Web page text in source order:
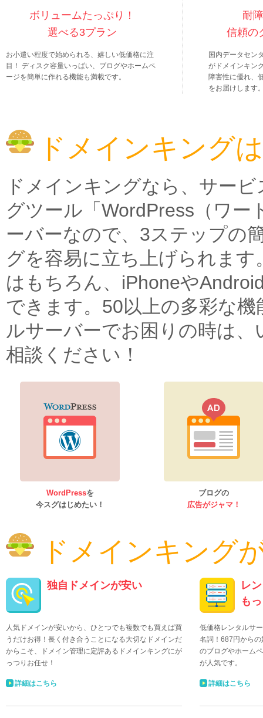
ボリュームたっぷり！
選べる3プラン
お小遣い程度で始められる、嬉しい低価格に注
目！ ディスク容量いっぱい、ブログやホームペ
ージを簡単に作れる機能も満載です。
耐
信頼の
国内データセン
がドメインキン
障害性に優れ、
をお届けします
ドメインキング
ドメインキングなら、サー
グツール「WordPress（ワ
ーバーなので、3ステップの
グを容易に立ち上げられま
はもちろん、iPhoneや
できます。50以上の多彩な
ルサーバーでお困りの時は
相談ください！
WordPressを
今スグはじめたい！
ブログの
広告がジャマ！
ドメインキング
独自ドメインが安い
人気ドメインが安いから、ひとつでも複数でも買えば買
うだけお得！長く付き合うことになる大切なドメインだ
からこそ、ドメイン管理に定評あるドメインキングにが
っつりお任せ！
詳細はこちら
レ
も
低価格レンタルサ
名詞！687円から
のブログやホーム
が人気です。
詳細はこちら